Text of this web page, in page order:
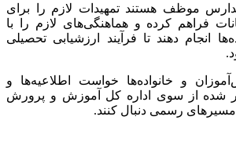
موظف هستند تمهیدات لازم را برای
فراهم کرده و هماهنگی‌های لازم را با
انجام دهند تا فرآیند ارزشیابی تحصیلی
و خانواده‌ها خواست اطلاعیه‌ها و
شده از سوی اداره کل آموزش و پرورش
رسمی دنبال کنند.